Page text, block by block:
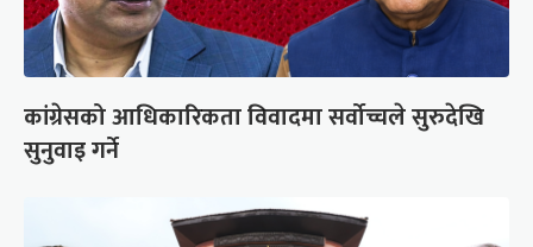
कांग्रेसको आधिकारिकता विवादमा सर्वोच्चले सुरुदेखि
सुनुवाइ गर्ने